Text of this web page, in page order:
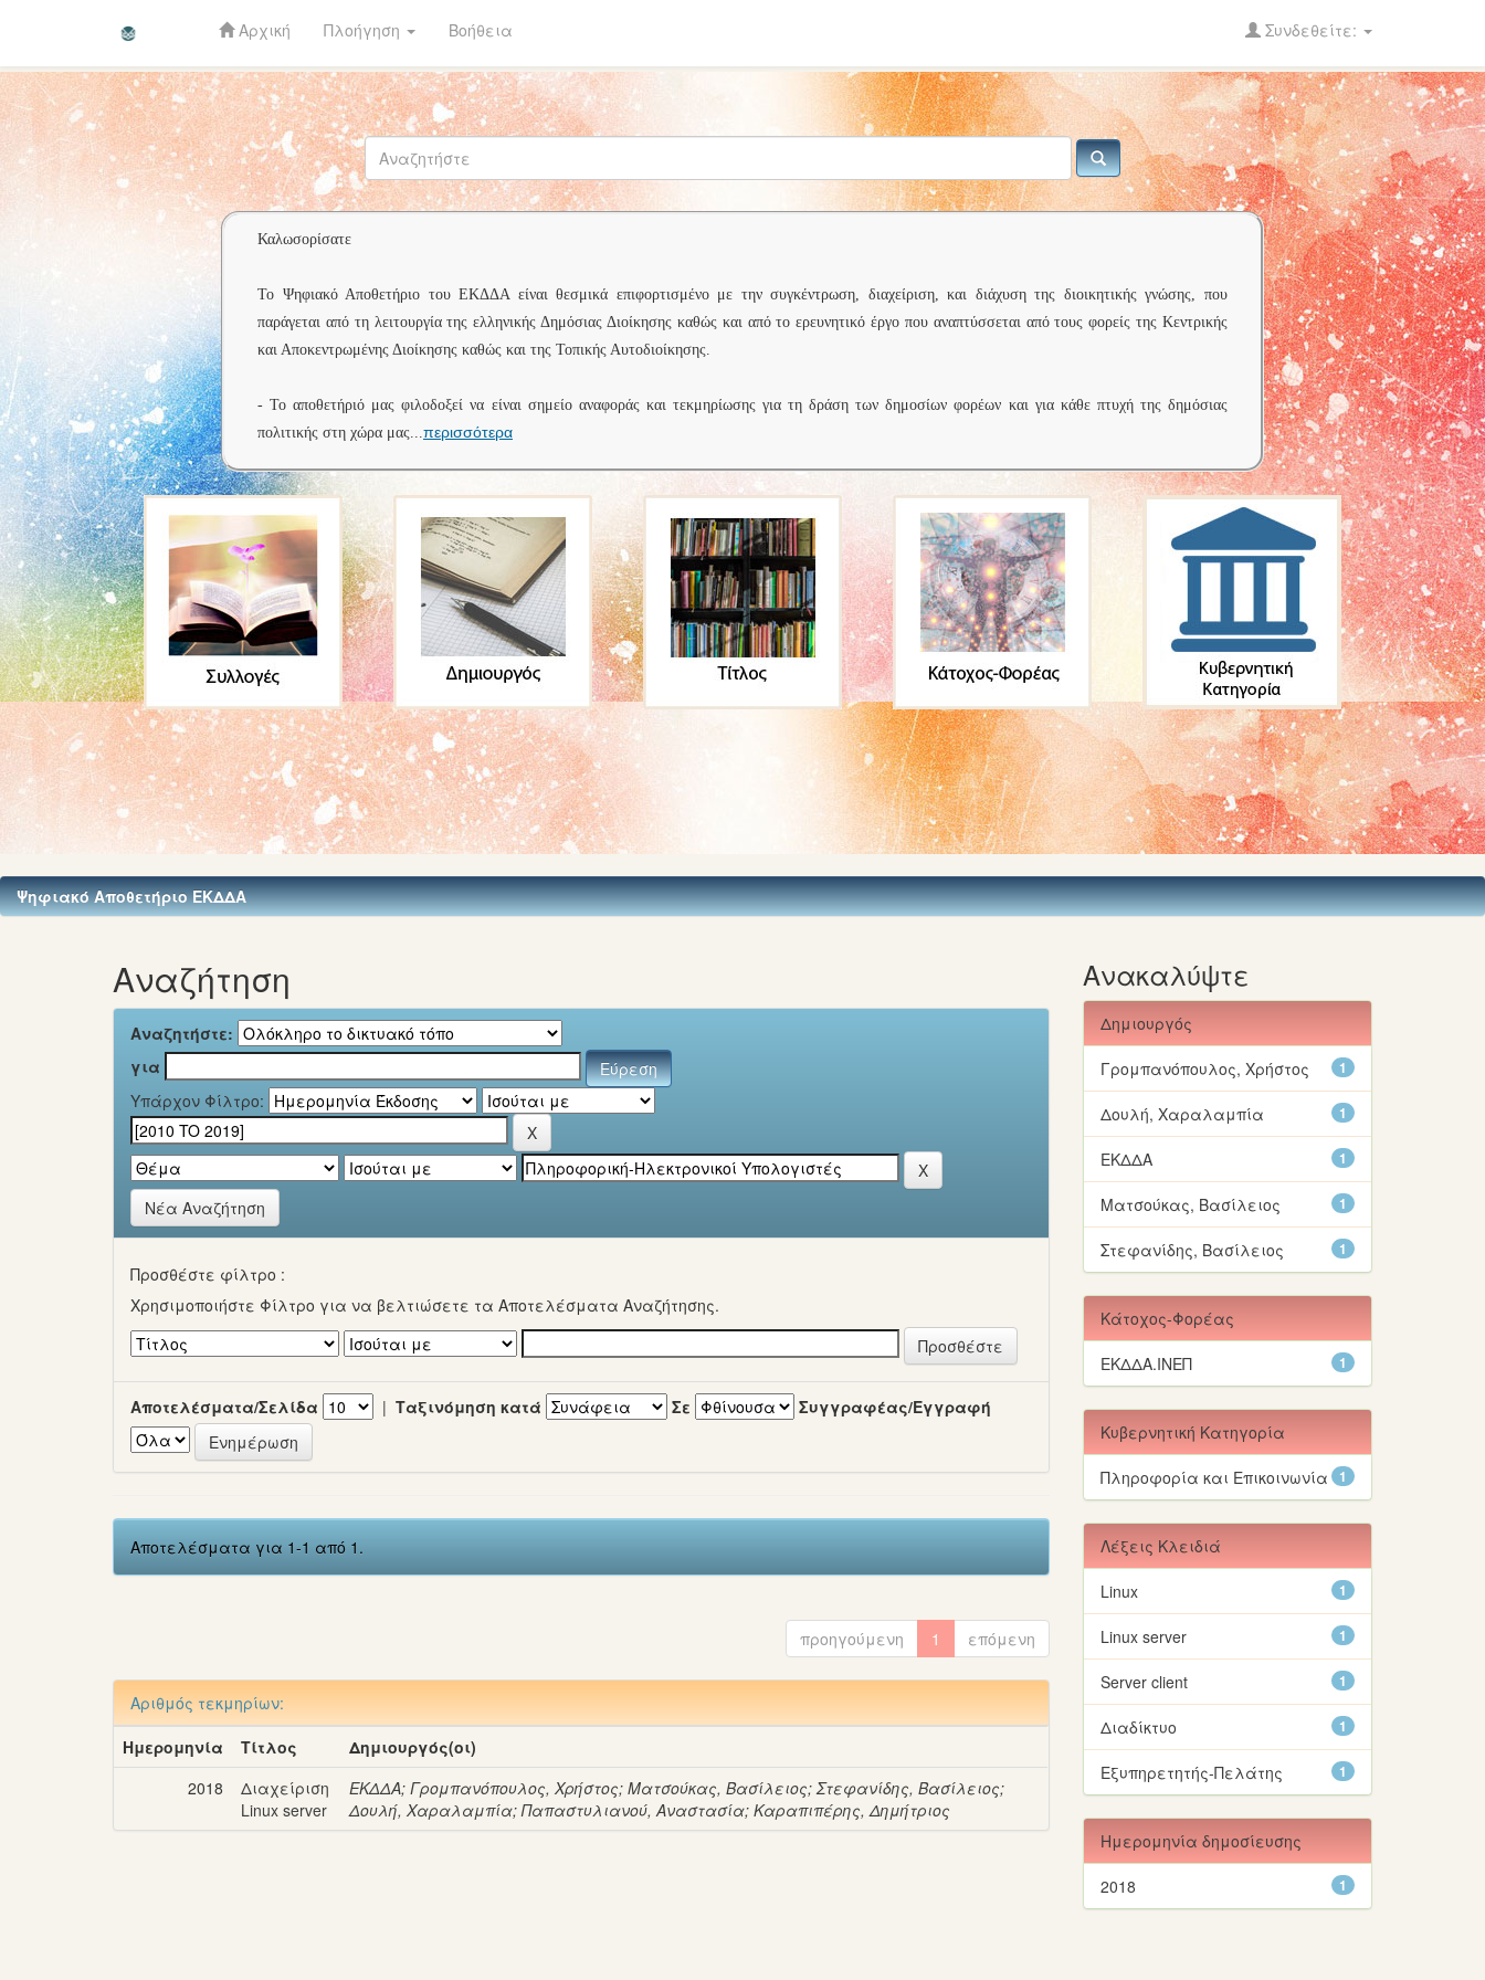
Skip
navigation
Αρχική Πλοήγηση Βοήθεια Συνδεθείτε:
Καλωσορίσατε
Το Ψηφιακό Αποθετήριο του ΕΚΔΔΑ είναι θεσμικά επιφορτισμένο με την συγκέντρωση, διαχείριση, και διάχυση της διοικητικής γνώσης, που
παράγεται από τη λειτουργία της ελληνικής Δημόσιας Διοίκησης καθώς και από το ερευνητικό έργο που αναπτύσσεται από τους φορείς της Κεντρικής
και Αποκεντρωμένης Διοίκησης καθώς και της Τοπικής Αυτοδιοίκησης.
- Το αποθετήριό μας φιλοδοξεί να είναι σημείο αναφοράς και τεκμηρίωσης για τη δράση των δημοσίων φορέων και για κάθε πτυχή της δημόσιας
πολιτικής στη χώρα μας...περισσότερα
Ψηφιακό Αποθετήριο ΕΚΔΔΑ
Αναζήτηση
Αναζητήστε:
για
Υπάρχον Φίλτρο:
Νέα Αναζήτηση
Προσθέστε φίλτρο :
Χρησιμοποιήστε Φίλτρο για να βελτιώσετε τα Αποτελέσματα Αναζήτησης.
Αποτελέσματα/Σελίδα | Ταξινόμηση κατά Σε Συγγραφέας/Εγγραφή
Αποτελέσματα για 1-1 από 1.
προηγούμενη 1 επόμενη
Αριθμός τεκμηρίων:
Ημερομηνία
Τίτλος
Δημιουργός(οι)
2018
Διαχείριση
Linux server
ΕΚΔΔΑ;Γρομπανόπουλος, Χρήστος;Ματσούκας, Βασίλειος;Στεφανίδης, Βασίλειος;
Δουλή, Χαραλαμπία;Παπαστυλιανού, Αναστασία;Καραπιπέρης, Δημήτριος
Ανακαλύψτε
Δημιουργός
1
Γρομπανόπουλος, Χρήστος
1
Δουλή, Χαραλαμπία
1
ΕΚΔΔΑ
1
Ματσούκας, Βασίλειος
1
Στεφανίδης, Βασίλειος
Κάτοχος-Φορέας
1
ΕΚΔΔΑ.ΙΝΕΠ
Κυβερνητική Κατηγορία
1
Πληροφορία και Επικοινωνία
Λέξεις Κλειδιά
1
Linux
1
Linux server
1
Server client
1
Διαδίκτυο
1
Εξυπηρετητής-Πελάτης
Ημερομηνία δημοσίευσης
1
2018